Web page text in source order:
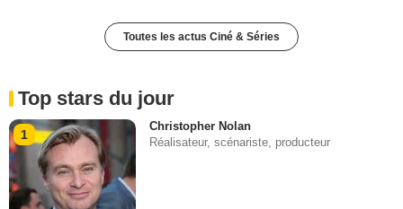
Toutes les actus Ciné & Séries
Top stars du jour
1
Christopher Nolan
Réalisateur, scénariste, producteur